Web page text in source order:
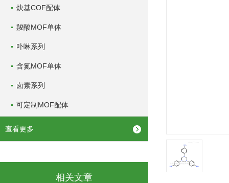
炔基COF配体
羧酸MOF单体
卟啉系列
含氮MOF单体
卤素系列
可定制MOF配体
查看更多
相关文章